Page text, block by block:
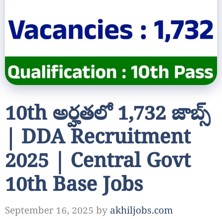
10th అర్హతలో 1,732 జాబ్స్
| DDA Recruitment
2025 | Central Govt
10th Base Jobs
September 16, 2025 by akhiljobs.com